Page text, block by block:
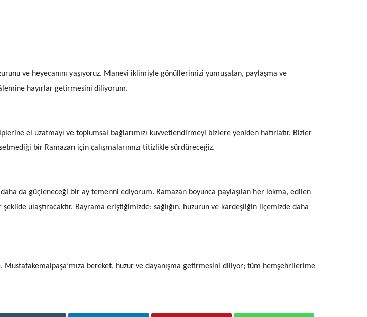
ve heyecanını yaşıyoruz. Manevi iklimiyle gönüllerimizi yumuşatan, paylaşma ve
hayırlar getirmesini diliyorum.
el uzatmayı ve toplumsal bağlarımızı kuvvetlendirmeyi bizlere yeniden hatırlatır. Bizler
bir Ramazan için çalışmalarımızı titizlikle sürdüreceğiz.
da güçleneceği bir ay temenni ediyorum. Ramazan boyunca paylaşılan her lokma, edilen
ulaştıracaktır. Bayrama eriştiğimizde; sağlığın, huzurun ve kardeşliğin ilçemizde daha
bereket, huzur ve dayanışma getirmesini diliyor; tüm hemşehrilerime